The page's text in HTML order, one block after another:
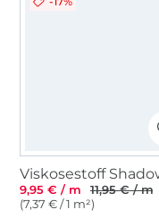
9,95 € / m
11,95 € / m
(7,37 € / 1 m²)